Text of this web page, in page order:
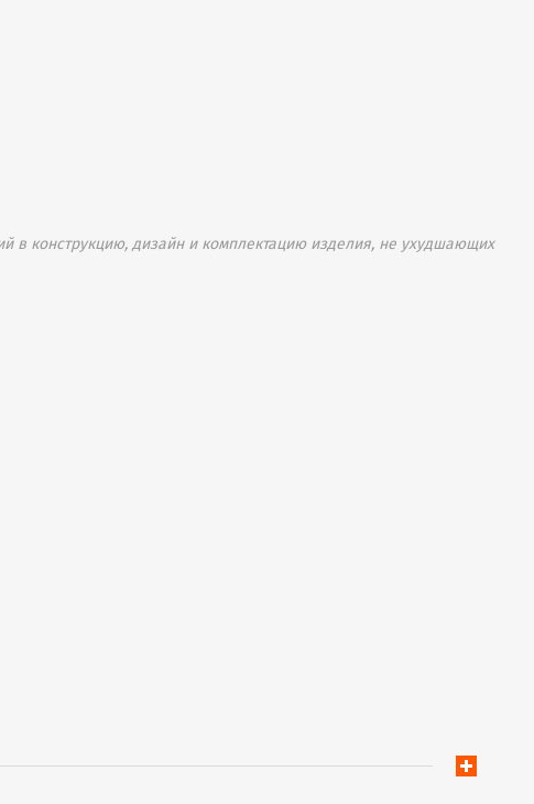
в конструкцию, дизайн и комплектацию изделия, не ухудшающих